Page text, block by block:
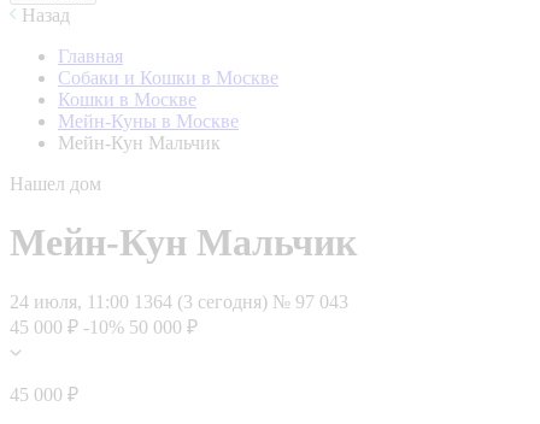
Назад
Главная
Собаки и Кошки в Москве
Кошки в Москве
Мейн-Куны в Москве
Мейн-Кун Мальчик
Нашел дом
Мейн-Кун Мальчик
24 июля, 11:00 1364 (3 сегодня) № 97 043
45 000 ₽ -10% 50 000 ₽
45 000 ₽